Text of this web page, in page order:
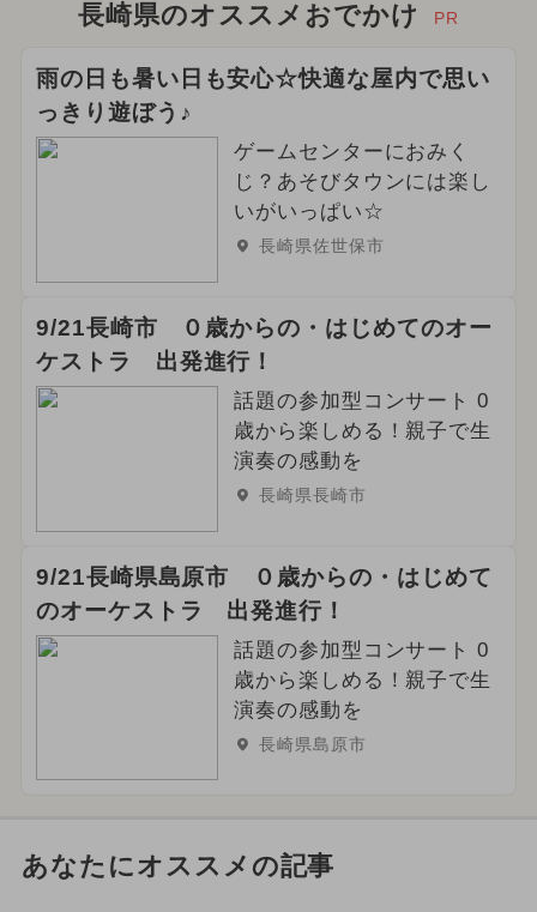
長崎県のオススメおでかけ PR
雨の日も暑い日も安心☆快適な屋内で思い
っきり遊ぼう♪
ゲームセンターにおみく
じ？あそびタウンには楽し
いがいっぱい☆
長崎県佐世保市
9/21長崎市 ０歳からの・はじめてのオー
ケストラ 出発進行！
話題の参加型コンサート 0
歳から楽しめる！親子で生
演奏の感動を
長崎県長崎市
9/21長崎県島原市 ０歳からの・はじめて
のオーケストラ 出発進行！
話題の参加型コンサート 0
歳から楽しめる！親子で生
演奏の感動を
長崎県島原市
あなたにオススメの記事